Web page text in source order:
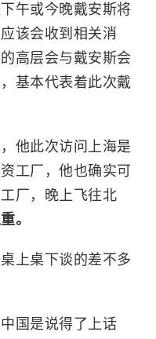
午或今晚戴安斯将
该会收到相关消
高层会与戴安斯会
基本代表着此次戴
他此次访问上海是
工厂，他也确实可
厂，晚上飞往北
。
上桌下谈的差不多
国是说得了上话